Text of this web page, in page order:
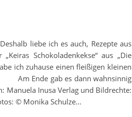
liebe ich es auch, Rezepte aus
Schokoladenkekse“ aus „Die
ich zuhause einen fleißigen kleinen
gab es dann wahnsinnig
Inusa Verlag und Bildrechte:
© Monika Schulze…